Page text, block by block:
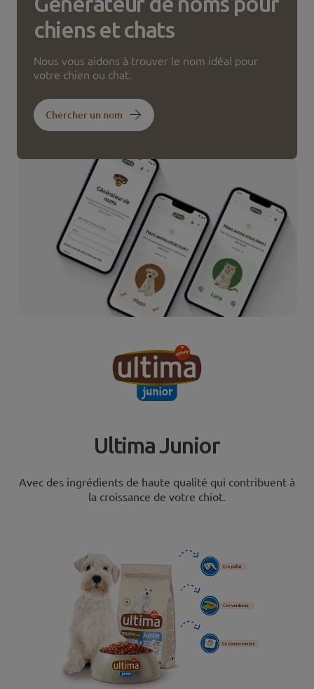
chiens et chats
Nous vous aidons à trouver le nom idéal pour
votre chien ou chat.
Chercher un nom
Ultima Junior
Avec des ingrédients de haute qualité qui contribuent à
la croissance de votre chiot.